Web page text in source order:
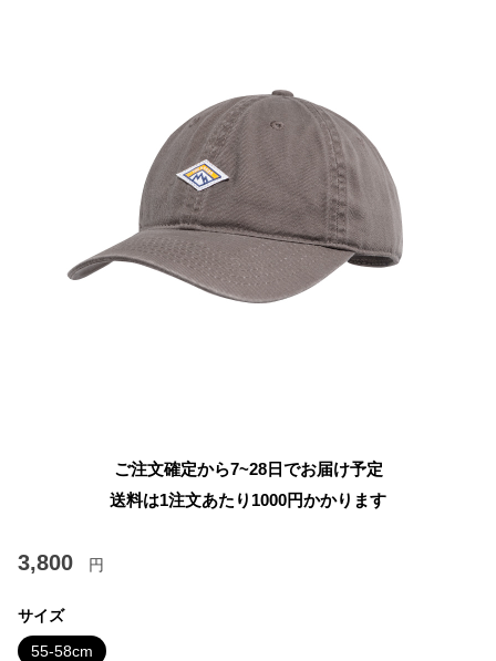
ご注文確定から7~28日でお届け予定
送料は1注文あたり 1000円かかります
3,800 円
サイズ
55-58cm